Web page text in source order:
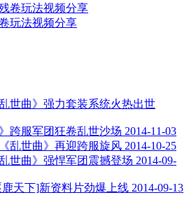
玩法视频分享
世曲》强力套装系统火热出世
跨服军团狂卷乱世沙场 2014-11-03
乱世曲》再迎跨服旋风 2014-10-25
世曲》强悍军团震撼登场 2014-09-
天下]新资料片劲爆上线 2014-09-13